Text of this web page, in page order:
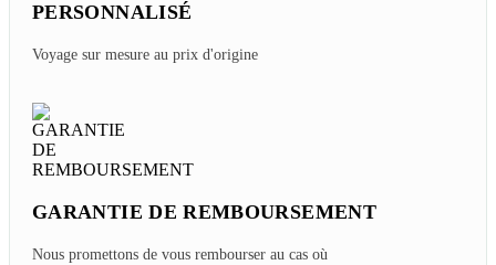
PERSONNALISÉ
Voyage sur mesure au prix d'origine
GARANTIE DE REMBOURSEMENT
Nous promettons de vous rembourser au cas où